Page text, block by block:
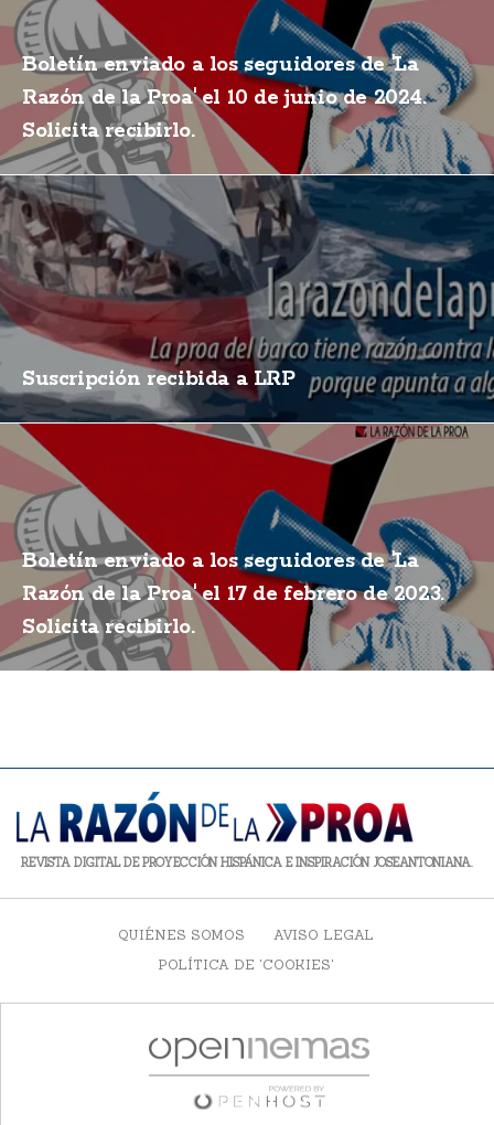
Boletín enviado a los seguidores de 'La
Razón de la Proa' el 10 de junio de 2024.
Solicita recibirlo.
Suscripción recibida a LRP
Boletín enviado a los seguidores de 'La
Razón de la Proa' el 17 de febrero de 2023.
Solicita recibirlo.
REVISTA DIGITAL DE PROYECCIÓN HISPÁNICA E INSPIRACIÓN JOSEANTONIANA.
QUIÉNES SOMOS
AVISO LEGAL
POLÍTICA DE 'COOKIES'